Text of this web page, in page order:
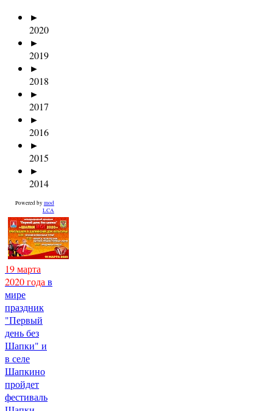
►
2020
►
2019
►
2018
►
2017
►
2016
►
2015
►
2014
Powered by mod
LCA
19 марта
2020 года в
мире
праздник
"Первый
день без
Шапки" и
в селе
Шапкино
пройдет
фестиваль